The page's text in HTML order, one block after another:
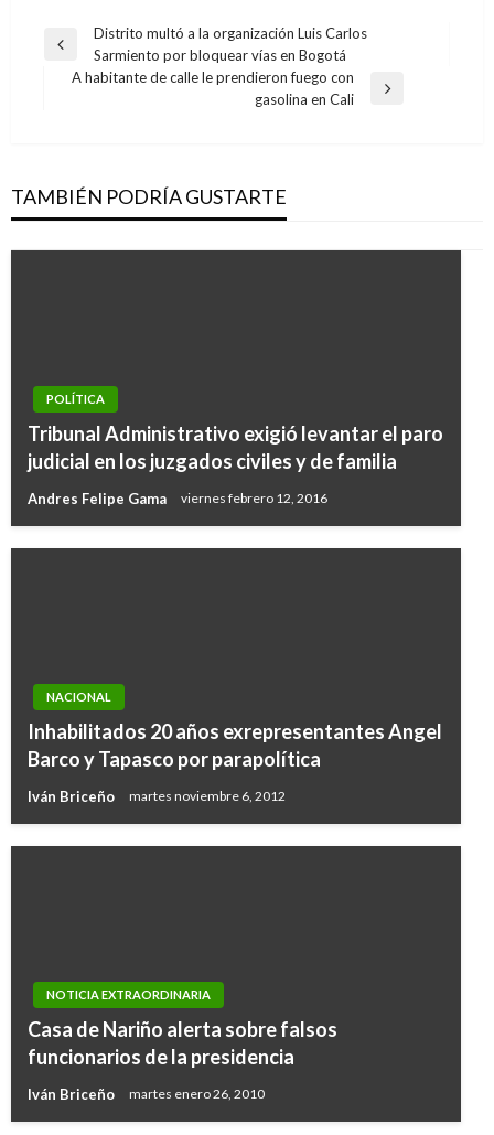
Navegación
Entrada
anterior
Distrito multó a la organización Luis Carlos
Sarmiento por bloquear vías en Bogotá
A habitante de calle le prendieron fuego con
gasolina en Cali
TAMBIÉN PODRÍA GUSTARTE
POLÍTICA
Tribunal Administrativo exigió levantar el paro
judicial en los juzgados civiles y de familia
Andres Felipe Gama viernes febrero 12, 2016
NACIONAL
Inhabilitados 20 años exrepresentantes Angel
Barco y Tapasco por parapolítica
Iván Briceño martes noviembre 6, 2012
NOTICIA EXTRAORDINARIA
Casa de Nariño alerta sobre falsos
funcionarios de la presidencia
Iván Briceño martes enero 26, 2010